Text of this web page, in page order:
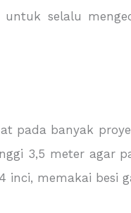
selalu
pada banyak
3,5 meter agar
inci, memakai besi